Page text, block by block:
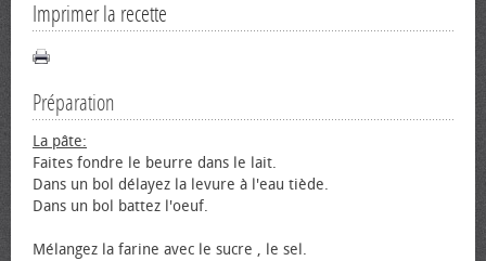
Imprimer la recette
Préparation
La pâte:
Faites fondre le beurre dans le lait.
Dans un bol délayez la levure à l'eau tiède.
Dans un bol battez l'œuf.
Mélangez la farine avec le sucre , le sel.